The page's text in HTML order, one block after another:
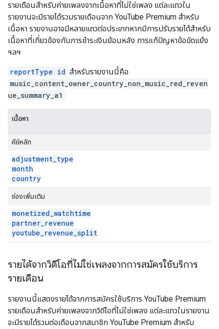
รายเดือนสำหรับค่ายเพลงจากเนื้อหาที่ไม่ใช่เพลง แต่ละแถวใน
รายงานจะมีรายได้รวมรายเดือนจาก YouTube Premium สำหรับ
เนื้อหา รายงานอาจมีหลายแถวต่อประเภทหากมีการปรับรายได้สำหรับ
เนื้อหาที่เกี่ยวข้องกับการชำระเงินย้อนหลัง การแก้ปัญหาข้อขัดแย้ง
ฯลฯ
reportType id สำหรับรายงานนี้คือ
music_content_owner_country_non_music_red_reven
ue_summary_a1
เนื้อหา
คีย์หลัก
adjustment_type
month
country
ช่องเพิ่มเติม
monetized_watchtime
partner_revenue
youtube_revenue_split
รายได้จากวิดีโอที่ไม่ใช่เพลงจากการสมัครใช้บริการ
รายเดือน
รายงานนี้แสดงรายได้จากการสมัครใช้บริการ YouTube Premium
รายเดือนสำหรับค่ายเพลงจากวิดีโอที่ไม่ใช่เพลง แต่ละแถวในรายงาน
จะมีรายได้รวมต่อเดือนจากสมาชิก YouTube Premium สำหรับ